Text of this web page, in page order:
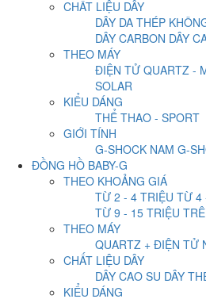
CHẤT LIỆU DÂY
DÂY DA THÉP
DÂY CARBON DÂY
THEO MÁY
ĐIỆN TỬ QUARTZ -
SOLAR
KIỂU DÁNG
THỂ THAO - SPORT
GIỚI TÍNH
G-SHOCK NAM G-
ĐỒNG HỒ BABY-G
THEO KHOẢNG GIÁ
TỪ 2 - 4 TRIỆU TỪ 4
TỪ 9 - 15 TRIỆU
THEO MÁY
QUARTZ + ĐIỆN TỬ
CHẤT LIỆU DÂY
DÂY CAO SU DÂY
KIỂU DÁNG